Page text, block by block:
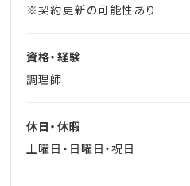
※契約更新の可能性あり
資格・経験
調理師
休日・休暇
土曜日・日曜日・祝日